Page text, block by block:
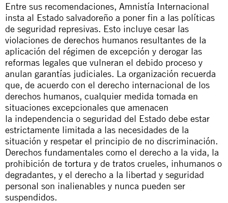
Entre sus recomendaciones, Amnistía Internacional
insta al Estado salvadoreño a poner fin a las políticas
de seguridad represivas. Esto incluye cesar las
violaciones de derechos humanos resultantes de la
aplicación del régimen de excepción y derogar las
reformas legales que vulneran el debido proceso y
anulan garantías judiciales. La organización recuerda
que, de acuerdo con el derecho internacional de los
derechos humanos, cualquier medida tomada en
situaciones excepcionales que amenacen
la independencia o seguridad del Estado debe estar
estrictamente limitada a las necesidades de la
situación y respetar el principio de no discriminación.
Derechos fundamentales como el derecho a la vida, la
prohibición de tortura y de tratos crueles, inhumanos o
degradantes, y el derecho a la libertad y seguridad
personal son inalienables y nunca pueden ser
suspendidos.